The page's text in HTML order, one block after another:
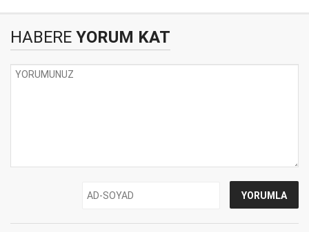
HABERE YORUM KAT